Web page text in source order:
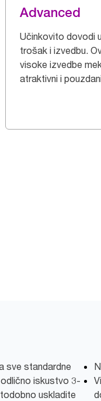
Advanced
Učinkovito dovodi
trošak i izvedbu.
visoke izvedbe
atraktivni i
sve standardne
iskustvo 3-
uskladite